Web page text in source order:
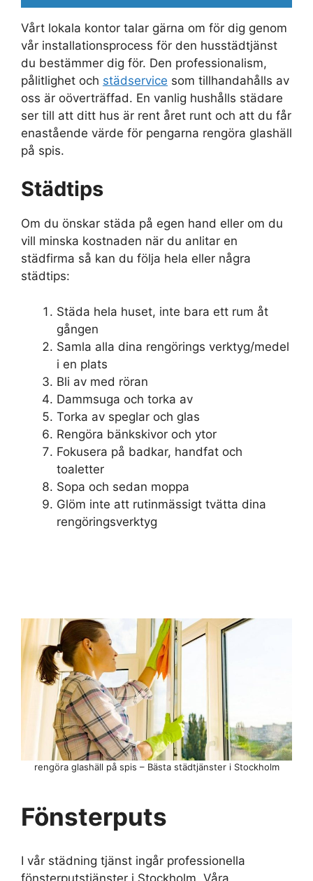
Vårt lokala kontor talar gärna om för dig genom
vår installationsprocess för den husstädtjänst
du bestämmer dig för. Den professionalism,
pålitlighet och städservice som tillhandahålls av
oss är oöverträffad. En vanlig hushålls städare
ser till att ditt hus är rent året runt och att du får
enastående värde för pengarna rengöra glashäll
på spis.
Städtips
Om du önskar städa på egen hand eller om du
vill minska kostnaden när du anlitar en
städfirma så kan du följa hela eller några
städtips:
Städa hela huset, inte bara ett rum åt
gången
Samla alla dina rengörings verktyg/medel
i en plats
Bli av med röran
Dammsuga och torka av
Torka av speglar och glas
Rengöra bänkskivor och ytor
Fokusera på badkar, handfat och
toaletter
Sopa och sedan moppa
Glöm inte att rutinmässigt tvätta dina
rengöringsverktyg
rengöra glashäll på spis – Bästa städtjänster i Stockholm
Fönsterputs
I vår städning tjänst ingår professionella